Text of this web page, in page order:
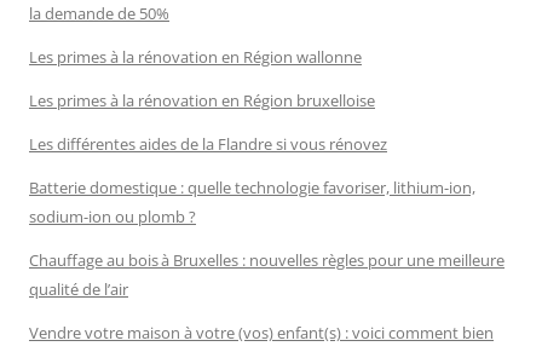
la demande de 50%
Les primes à la rénovation en Région wallonne
Les primes à la rénovation en Région bruxelloise
Les différentes aides de la Flandre si vous rénovez
Batterie domestique : quelle technologie favoriser, lithium-ion,
sodium-ion ou plomb ?
Chauffage au bois à Bruxelles : nouvelles règles pour une meilleure
qualité de l’air
Vendre votre maison à votre (vos) enfant(s) : voici comment bien